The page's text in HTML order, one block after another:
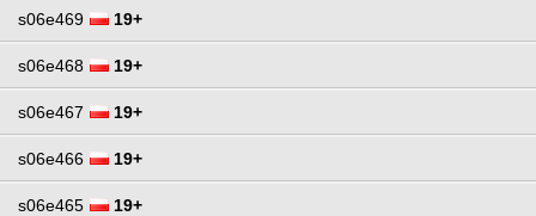
s06e469 19+
s06e468 19+
s06e467 19+
s06e466 19+
s06e465 19+